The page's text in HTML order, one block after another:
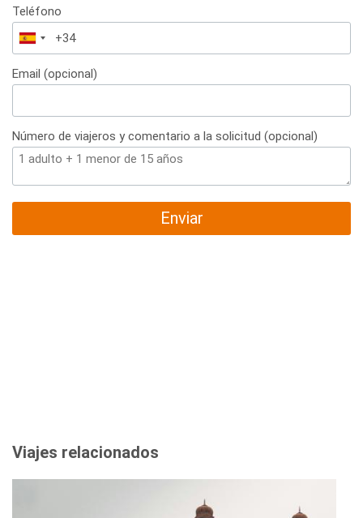
Teléfono
España
+34
Email (opcional)
Número de viajeros y comentario a la solicitud (opcional)
Enviar
Viajes relacionados